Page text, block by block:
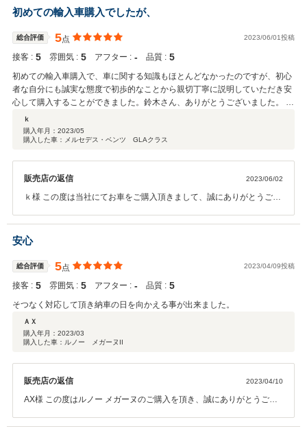
サービスやご対応をさせていただけるよう、スタッフ一同頑張って参
ります。 どうぞ引き続きよろしくお願い致します。
初めての輸入車購入でしたが、
総合評価 5点 2023/06/01投稿
接客 : 5 雰囲気 : 5 アフター : ‐ 品質 : 5
初めての輸入車購入で、車に関する知識もほとんどなかったのですが、初心
者な自分にも誠実な態度で初歩的なことから親切丁寧に説明していただき安
心して購入することができました。鈴木さん、ありがとうございました。 受
付の女性の方など、他の従業員の方々も接客も良く、cs教育もきちんとされ
ているのかなと感じました。 納車されてから1週間弱ですが、今のところ何
も問題なく快適に過ごさせて頂いてます。アフターサービスの充実度に関し
ｋ
購入年月： 2023/05
購入した車：メルセデス・ベンツ GLAクラス
販売店の返信 2023/06/02
ｋ様 この度は当社にてお車をご購入頂きまして、誠にありがとうござ
栄に思っております。 頂いたお言葉を励みに、より一層頑張って参り
ます。 初めての輸入車という事で、今後は安心してカーライフを送っ
ら私までご連絡下さい。 k様の新しいカーライフが素晴らしい日々と
なる事を願っております。
安心
総合評価 5点 2023/04/09投稿
接客 : 5 雰囲気 : 5 アフター : ‐ 品質 : 5
そつなく対応して頂き納車の日を向かえる事が出来ました。
ＡＸ
購入年月： 2023/03
購入した車：ルノー メガーヌII
販売店の返信 2023/04/10
AX様 この度はルノー メガーヌのご購入を頂き、誠にありがとうござ
います。この様な高評価を頂きまして大変嬉しく思います。 頂いたお